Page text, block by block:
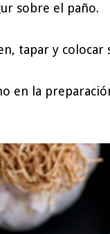
sobre el paño.
tapar y
en la